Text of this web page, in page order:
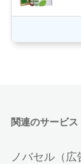
関連のサービス
ノバセル（広